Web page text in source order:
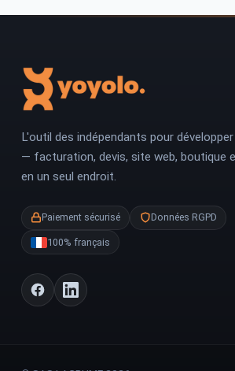
L'outil des indépendants pour
— facturation, devis, site web, boutique
en un seul endroit.
Paiement sécurisé Données RGPD
100% français